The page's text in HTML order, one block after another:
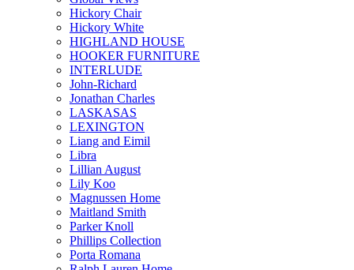
Hickory Chair
Hickory White
HIGHLAND HOUSE
HOOKER FURNITURE
INTERLUDE
John-Richard
Jonathan Charles
LASKASAS
LEXINGTON
Liang and Eimil
Libra
Lillian August
Lily Koo
Magnussen Home
Maitland Smith
Parker Knoll
Phillips Collection
Porta Romana